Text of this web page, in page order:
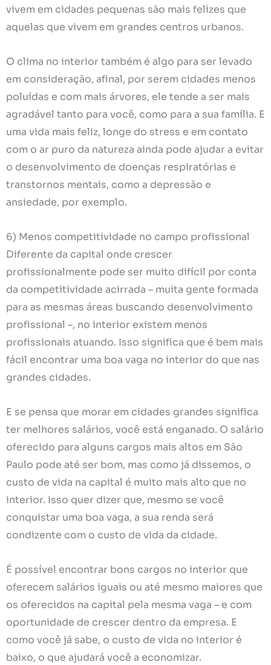
vivem em cidades pequenas são mais felizes que
aquelas que vivem em grandes centros urbanos.
O clima no interior também é algo para ser levado
em consideração, afinal, por serem cidades menos
poluídas e com mais árvores, ele tende a ser mais
agradável tanto para você, como para a sua família. E
uma vida mais feliz, longe do stress e em contato
com o ar puro da natureza ainda pode ajudar a evitar
o desenvolvimento de doenças respiratórias e
transtornos mentais, como a depressão e
ansiedade, por exemplo.
6) Menos competitividade no campo profissional
Diferente da capital onde crescer
profissionalmente pode ser muito difícil por conta
da competitividade acirrada – muita gente formada
para as mesmas áreas buscando desenvolvimento
profissional –, no interior existem menos
profissionais atuando. Isso significa que é bem mais
fácil encontrar uma boa vaga no interior do que nas
grandes cidades.
E se pensa que morar em cidades grandes significa
ter melhores salários, você está enganado. O salário
oferecido para alguns cargos mais altos em São
Paulo pode até ser bom, mas como já dissemos, o
custo de vida na capital é muito mais alto que no
interior. Isso quer dizer que, mesmo se você
conquistar uma boa vaga, a sua renda será
condizente com o custo de vida da cidade.
É possível encontrar bons cargos no interior que
oferecem salários iguais ou até mesmo maiores que
os oferecidos na capital pela mesma vaga – e com
oportunidade de crescer dentro da empresa. E
como você já sabe, o custo de vida no interior é
baixo, o que ajudará você a economizar.